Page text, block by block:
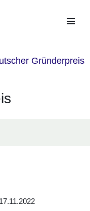
Gründerpreis
17.11.2022